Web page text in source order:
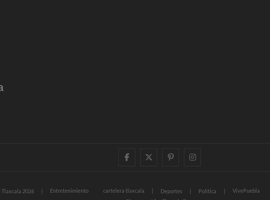
facebooktwitter
pinterestinstagram
Tlaxcala 2026 Entretenimiento cartelera tlaxcala Deportes Política VivePuebla